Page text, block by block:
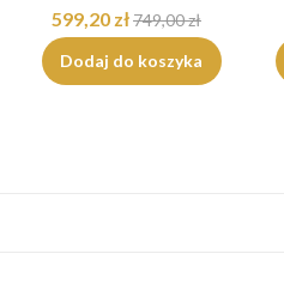
599,20 zł749,00 zł
Dodaj do koszyka